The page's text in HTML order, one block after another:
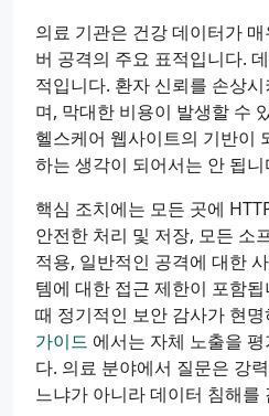
의료 기관은 건강 데이터가
버 공격의 주요 표적입니다.
적입니다. 환자 신뢰를 손상
며, 막대한 비용이 발생할 수
헬스케어 웹사이트의 기반이
하는 생각이 되어서는 안 됩니
핵심 조치에는 모든 곳에
안전한 처리 및 저장, 모든 소
적용, 일반적인 공격에 대한
템에 대한 접근 제한이 포함
때 정기적인 보안 감사가 현명
가이드 에서는 자체 노출을
다. 의료 분야에서 질문은 강
느냐가 아니라 데이터 침해를